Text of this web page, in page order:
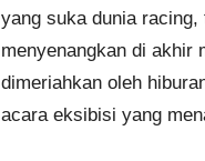
yang suka dunia racing,
menyenangkan di akhir
dimeriahkan oleh
acara eksibisi yang